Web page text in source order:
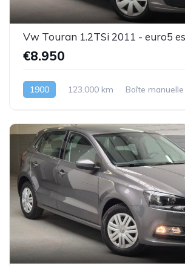
€8.950
1900 123.000 km Boîte manuelle